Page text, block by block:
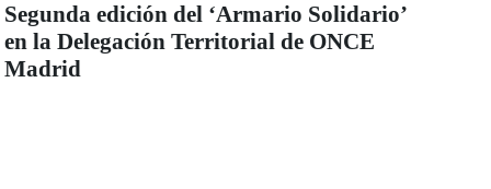
Segunda edición del ‘Armario Solidario’
en la Delegación Territorial de ONCE
Madrid